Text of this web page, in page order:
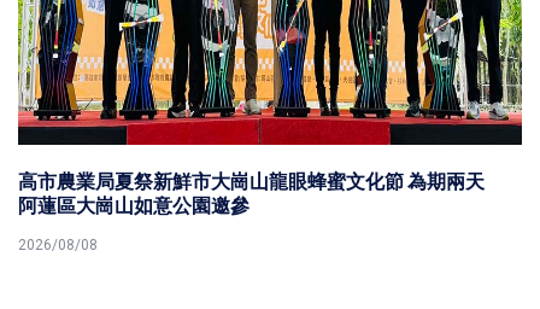
高市農業局夏祭新鮮市大崗山龍眼蜂蜜文化節 為期兩天
阿蓮區大崗山如意公園邀參
2026/08/08